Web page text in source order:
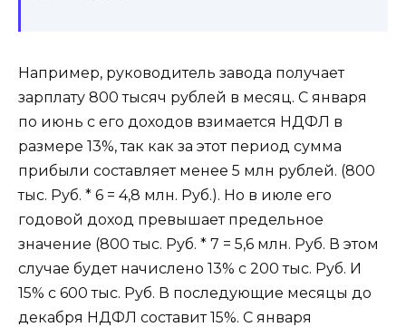
Например, руководитель завода получает
зарплату 800 тысяч рублей в месяц. С января
по июнь с его доходов взимается НДФЛ в
размере 13%, так как за этот период сумма
прибыли составляет менее 5 млн рублей. (800
тыс. Руб. * 6 = 4,8 млн. Руб.). Но в июле его
годовой доход превышает предельное
значение (800 тыс. Руб. * 7 = 5,6 млн. Руб. В этом
случае будет начислено 13% с 200 тыс. Руб. И
15% с 600 тыс. Руб. В последующие месяцы до
декабря НДФЛ составит 15%. С января